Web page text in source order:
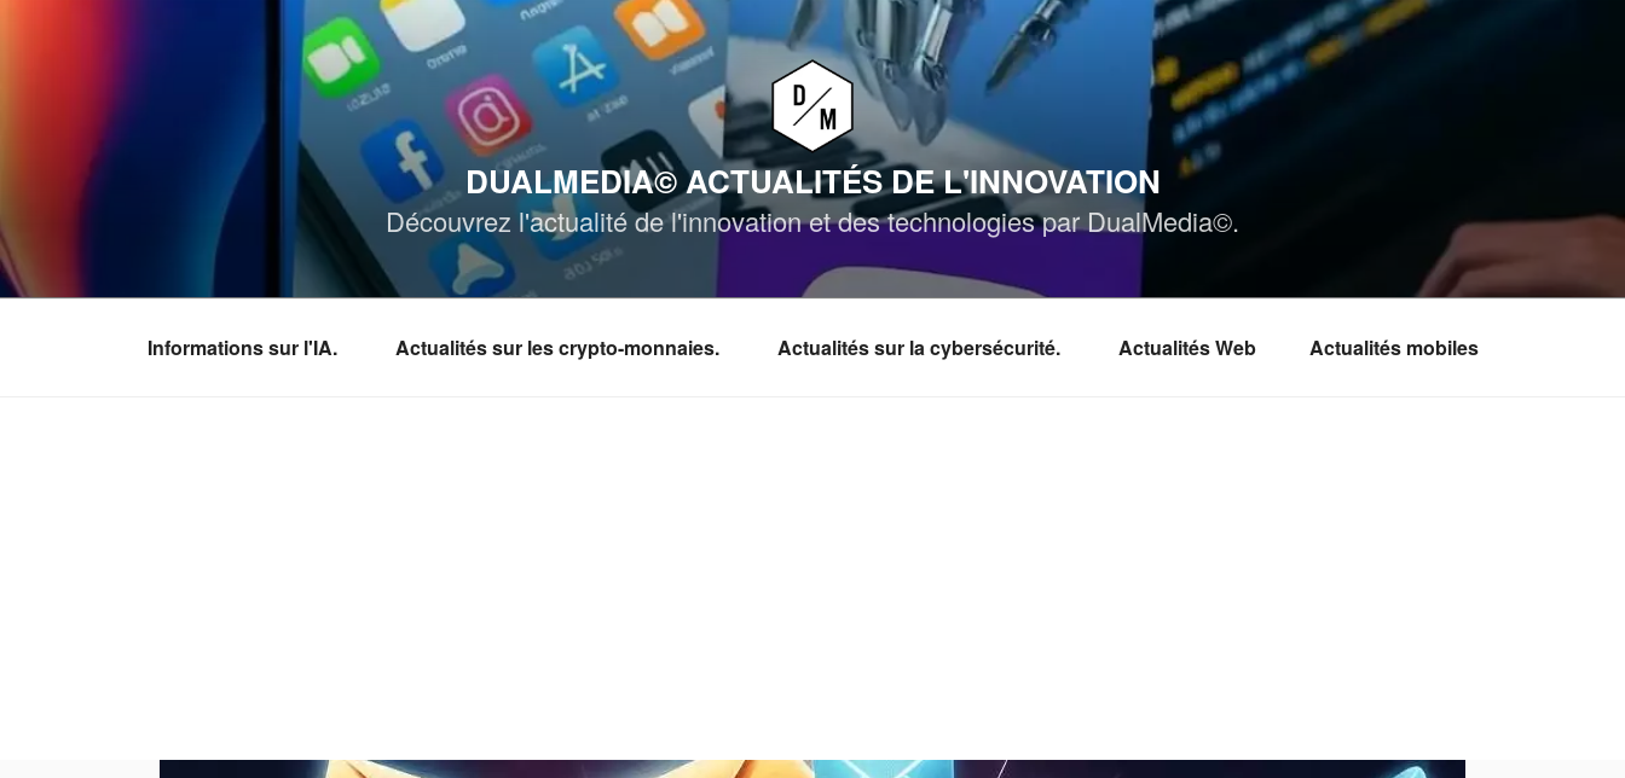
DUALMEDIA© ACTUALITÉS DE L'INNOVATION
Découvrez l'actualité de l'innovation et des technologies par DualMedia©.
Informations sur l'IA. Actualités sur les crypto-monnaies. Actualités sur la cybersécurité. Actualités Web Actualités mobiles